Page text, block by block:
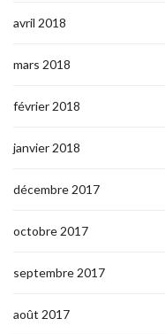
avril 2018
mars 2018
février 2018
janvier 2018
décembre 2017
octobre 2017
septembre 2017
août 2017